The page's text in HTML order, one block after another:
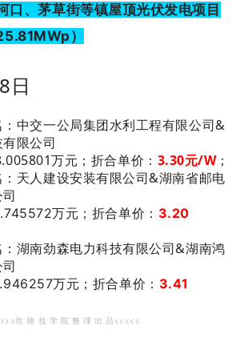
口、茅草街等镇屋顶光伏发电项目
）
日
：中交一公局集团水利工程有限公司&
限公司
万元； 折合单价： 3.30元/W；
：天人建设安装有限公司&湖南省邮电
万元； 折合单价： 3.20
：湖南劲森电力科技有限公司&湖南鸿
万元； 折合单价： 3.41
坎 德 拉 学 院 整 理 出 品<<<<<